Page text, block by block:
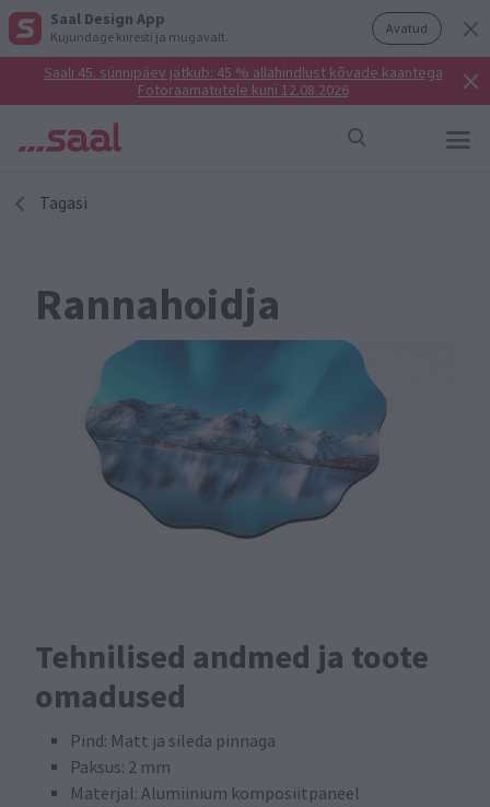
Saal Design App
Kujundage kiiresti ja mugavalt. Avatud
Saali 45. sünnipäev jätkub: 45 % allahindlust kõvade kaantega
Fotoraamatutele kuni 12.08.2026
Tagasi
Rannahoidja
Tehnilised andmed ja toote
omadused
Pind: Matt ja sileda pinnaga
Paksus: 2 mm
Materjal: Alumiinium komposiitpaneel